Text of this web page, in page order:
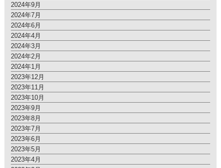
2024年9月
2024年7月
2024年6月
2024年4月
2024年3月
2024年2月
2024年1月
2023年12月
2023年11月
2023年10月
2023年9月
2023年8月
2023年7月
2023年6月
2023年5月
2023年4月